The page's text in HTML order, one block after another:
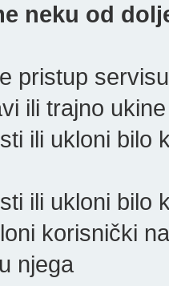
neku od
pristup servisu
ili trajno
ili ukloni bilo
ili ukloni bilo
korisnički
njega